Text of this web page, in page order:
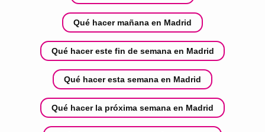
Qué hacer mañana en Madrid
Qué hacer este fin de semana en Madrid
Qué hacer esta semana en Madrid
Qué hacer la próxima semana en Madrid